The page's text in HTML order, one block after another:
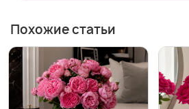
Похожие статьи